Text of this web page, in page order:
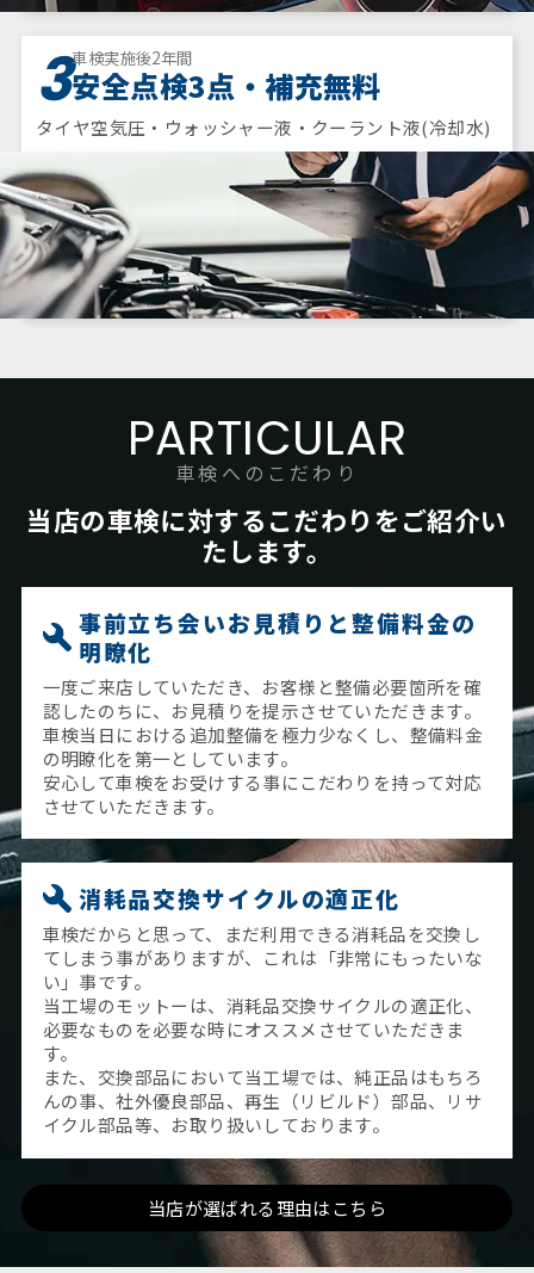
3車検実施後2年間
安全点検3点・補充無料
タイヤ空気圧・ウォッシャー液・クーラント液(冷却水)
PARTICULAR
車検へのこだわり
当店の車検に対するこだわりをご紹介い
たします。
事前立ち会いお見積りと整備料金の
明瞭化
一度ご来店していただき、お客様と整備必要箇所を確
認したのちに、お見積りを提示させていただきます。
車検当日における追加整備を極力少なくし、整備料金
の明瞭化を第一としています。
安心して車検をお受けする事にこだわりを持って対応
させていただきます。
消耗品交換サイクルの適正化
車検だからと思って、まだ利用できる消耗品を交換し
てしまう事がありますが、これは「非常にもったいな
い」事です。
当工場のモットーは、消耗品交換サイクルの適正化、
必要なものを必要な時にオススメさせていただきま
す。
また、交換部品において当工場では、純正品はもちろ
んの事、社外優良部品、再生（リビルド）部品、リサ
イクル部品等、お取り扱いしております。
当店が選ばれる理由はこちら